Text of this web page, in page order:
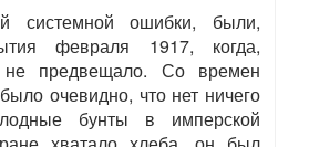
системной ошибки, были,
февраля 1917, когда,
не предвещало. Со времен
очевидно, что нет ничего
бунты в имперской